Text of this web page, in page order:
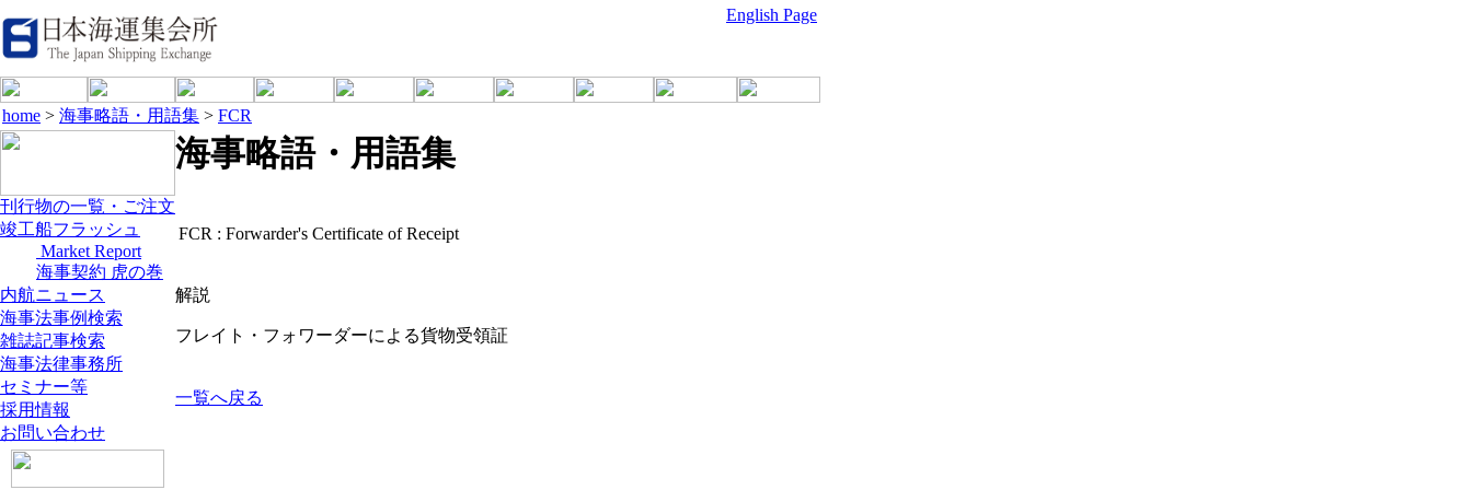
English Page
home > 海事略語・用語集 > FCR
刊行物の一覧・ご注文
竣工船フラッシュ
Market Report
海事契約 虎の巻
内航ニュース
海事法事例検索
雑誌記事検索
海事法律事務所
セミナー等
採用情報
お問い合わせ
海事略語・用語集
FCR : Forwarder's Certificate of Receipt
解説
フレイト・フォワーダーによる貨物受領証
一覧へ戻る